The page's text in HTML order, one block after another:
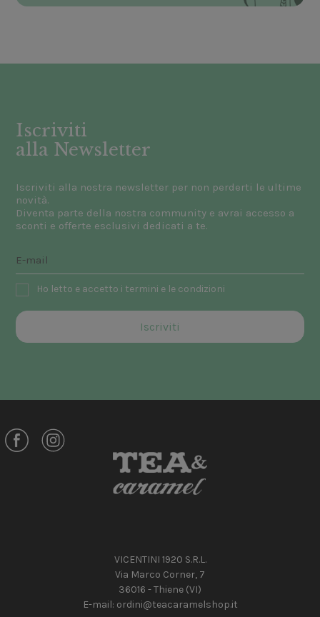
Iscriviti
alla Newsletter
Iscriviti alla nostra newsletter per non perderti le ultime
novità.
Diventa parte della nostra community e avrai accesso a
sconti e offerte esclusivi dedicati a te.
Ho letto e accetto i termini e le condizioni
VICENTINI 1920 S.R.L.
Via Marco Corner, 7
36016 - Thiene (VI)
E-mail: ordini@teacaramelshop.it